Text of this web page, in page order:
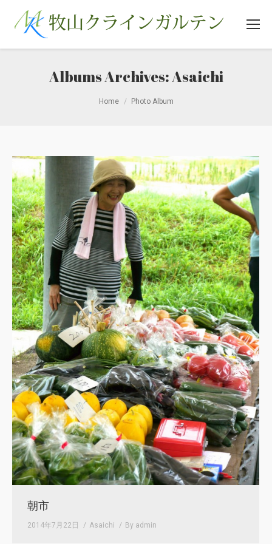
Albums Archives:Asaichi
Home Photo Album
朝市
2014年7月22日 Asaichi By admin